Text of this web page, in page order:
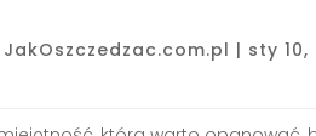
| sty 10,